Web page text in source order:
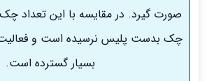
چک بدست پلیس نرسیده است و فعالیت
بسیار گسترده است.